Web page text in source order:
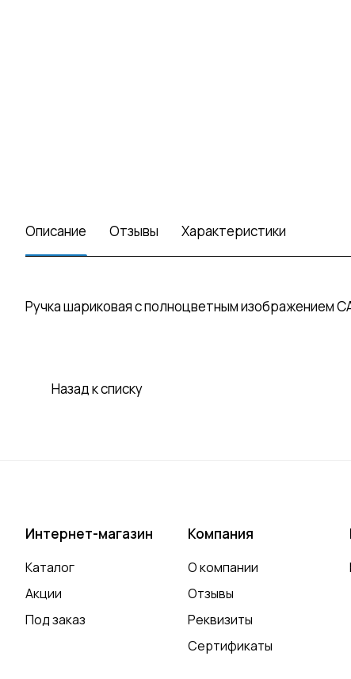
Описание Отзывы Характеристики
Ручка шариковая с полноцветным изображением
Назад к списку
Интернет-магазин
Каталог
Акции
Под заказ
Компания
О компании
Отзывы
Реквизиты
Сертификаты